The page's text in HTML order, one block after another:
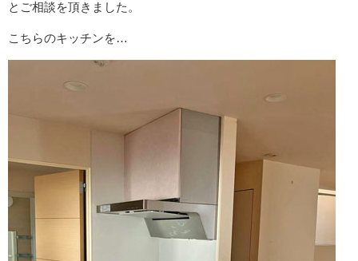
とご相談を頂きました。
こちらのキッチンを…